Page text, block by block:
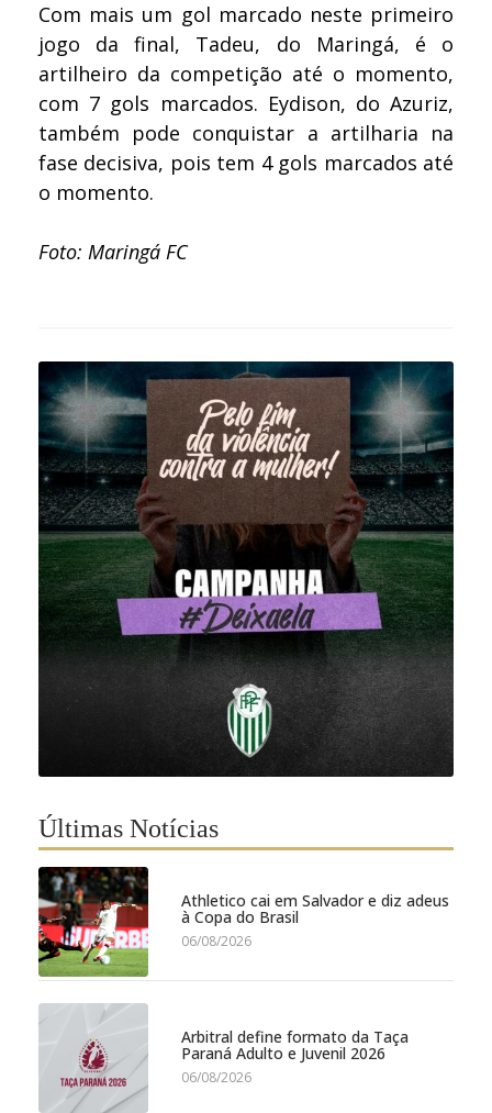
Com mais um gol marcado neste primeiro
jogo da final, Tadeu, do Maringá, é o
artilheiro da competição até o momento,
com 7 gols marcados. Eydison, do Azuriz,
também pode conquistar a artilharia na
fase decisiva, pois tem 4 gols marcados até
o momento.
Foto: Maringá FC
Últimas Notícias
Athletico cai em Salvador e diz adeus
à Copa do Brasil
06/08/2026
Arbitral define formato da Taça
Paraná Adulto e Juvenil 2026
06/08/2026